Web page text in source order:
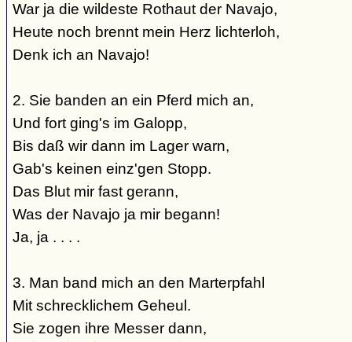
War ja die wildeste Rothaut der Navajo,
Heute noch brennt mein Herz lichterloh,
Denk ich an Navajo!
2. Sie banden an ein Pferd mich an,
Und fort ging's im Galopp,
Bis daß wir dann im Lager warn,
Gab's keinen einz'gen Stopp.
Das Blut mir fast gerann,
Was der Navajo ja mir begann!
Ja, ja . . . .
3. Man band mich an den Marterpfahl
Mit schrecklichem Geheul.
Sie zogen ihre Messer dann,